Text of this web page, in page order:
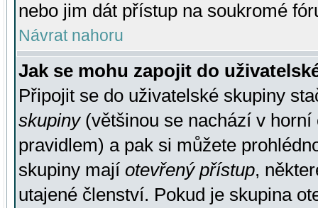
nebo jim dát přístup na soukromé
Návrat nahoru
Jak se mohu zapojit do
Připojit se do uživatelské skupiny
skupiny(většinou se nachází v horní
pravidlem) a pak si můžete
skupiny mají otevřený přístup,
utajené členství. Pokud je skupina